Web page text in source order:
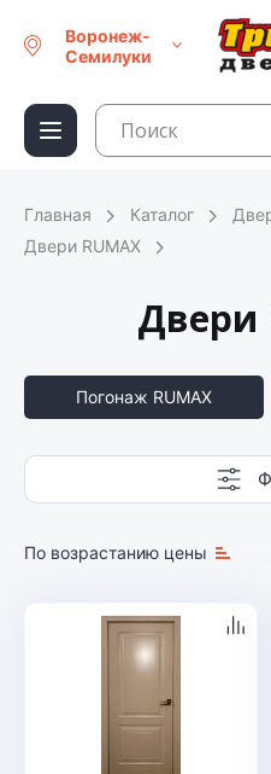
Воронеж-
Семилуки
Главная Каталог
Двери RUMAX
Двери
Погонаж RUMAX
По возрастанию цены